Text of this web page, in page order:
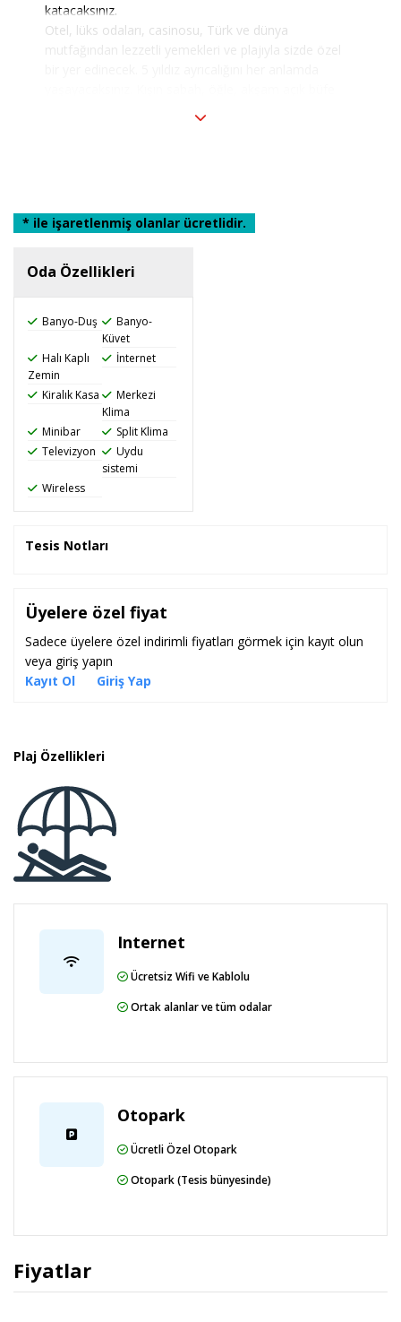
katacaksınız.
Otel, lüks odaları, casinosu, Türk ve dünya
mutfağından lezzetli yemekleri ve plajıyla sizde özel
Oda Özellikleri
Banyo-Duş
Banyo-
Küvet
Halı Kaplı
Zemin
İnternet
Kiralık Kasa
Merkezi
Klima
Minibar
Split Klima
Televizyon
Uydu
sistemi
Wireless
* ile işaretlenmiş olanlar ücretlidir.
Tesis Notları
Üyelere özel fiyat
Sadece üyelere özel indirimli fiyatları görmek için kayıt olun
veya giriş yapın
Kayıt Ol
Giriş Yap
Plaj Özellikleri
Internet
Ücretsiz Wifi ve Kablolu
Ortak alanlar ve tüm odalar
Otopark
Ücretli Özel Otopark
Otopark (Tesis bünyesinde)
Fiyatlar